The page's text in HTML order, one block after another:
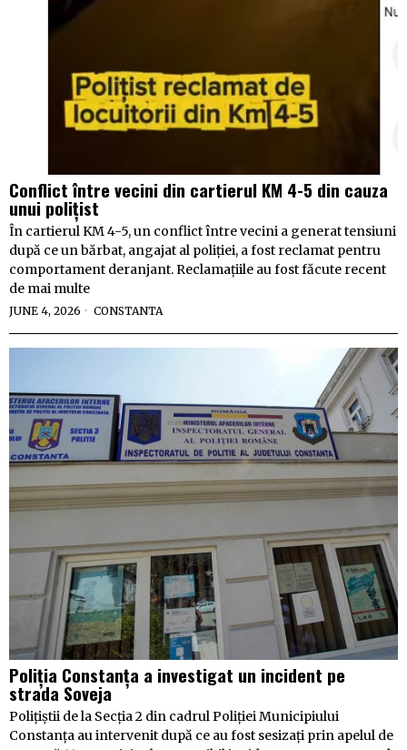
Conflict între vecini din cartierul KM 4-5 din cauza
unui polițist
În cartierul KM 4-5, un conflict între vecini a generat tensiuni
după ce un bărbat, angajat al poliției, a fost reclamat pentru
comportament deranjant. Reclamațiile au fost făcute recent
de mai multe
JUNE 4, 2026 CONSTANTA
Poliția Constanța a investigat un incident pe
strada Soveja
Polițiștii de la Secția 2 din cadrul Poliției Municipiului
Constanța au intervenit după ce au fost sesizați prin apelul de